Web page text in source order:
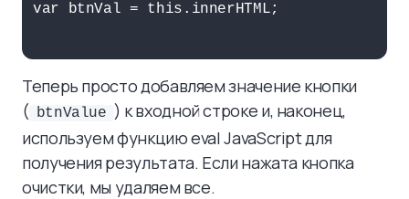
var btnVal = this.innerHTML;
Теперь просто добавляем значение кнопки
( btnValue ) к входной строке и, наконец,
используем функцию eval JavaScript для
получения результата. Если нажата кнопка
очистки, мы удаляем все.